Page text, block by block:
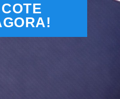
COTE